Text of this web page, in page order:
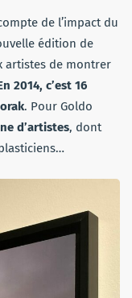
de l’impact du
édition de
artistes de montrer
2014, c’est 16
. Pour Goldo
d’artistes, dont